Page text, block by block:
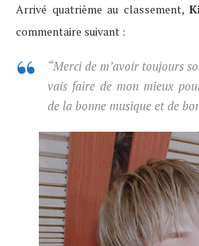
Arrivé quatrième au classement,
commentaire suivant :
“Merci de m’avoir toujours
vais faire de mon mieux
de la bonne musique et de